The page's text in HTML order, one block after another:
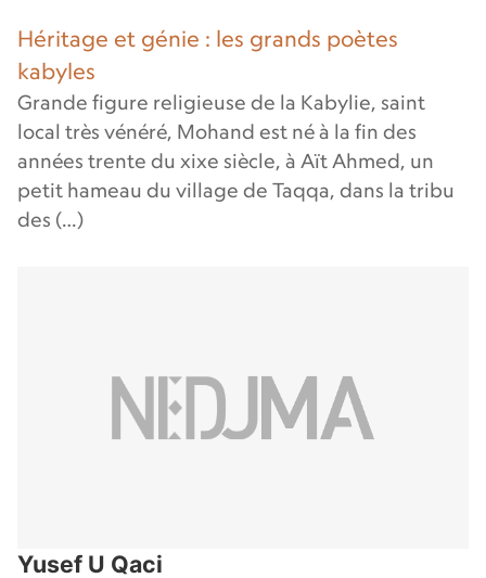
Héritage et génie : les grands poètes
kabyles
Grande figure religieuse de la Kabylie, saint
local très vénéré, Mohand est né à la fin des
années trente du xixe siècle, à Aït Ahmed, un
petit hameau du village de Taqqa, dans la tribu
des (…)
Yusef U Qaci